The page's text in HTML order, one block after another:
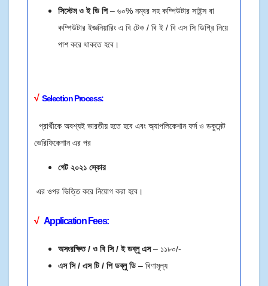
সিস্টেম ও ই ডি পি– ৬০% নম্বর সহ কম্পিউটার সাইন্স বা
কম্পিউটার ইজ্ঞনিয়ারিং এ বি টেক / বি ই / বি এস সি ডিগ্রি নিয়ে
পাশ করে থাকতে হবে।
√ Selection Process:
প্রার্থীকে অবশ্যই ভারতীয় হতে হবে এবং অ্যাপলিকেশান ফর্ম ও ডকুমেন্ট
ভেরিফিকেশান এর পর
গেট ২০২১ স্কোর
এর ওপর ভিত্তি করে নিয়োগ করা হবে।
√ Application Fees:
অসংরক্ষিত / ও বি সি / ই ডব্লু এস– ১১৮০/-
এস সি / এস টি / পি ডব্লু ডি– বিণামূল্য